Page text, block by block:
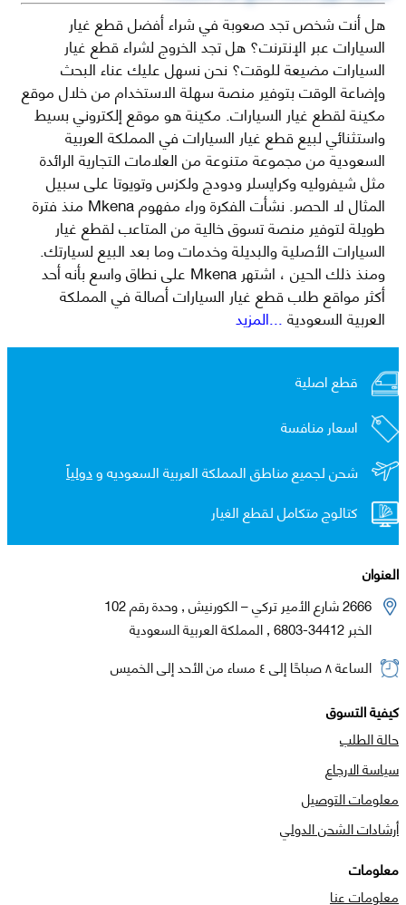
هل أنت شخص تجد صعوبة في شراء أفضل قطع غيار
السيارات عبر الإنترنت؟ هل تجد الخروج لشراء قطع غيار
السيارات مضيعة للوقت؟ نحن نسهل عليك عناء البحث
وإضاعة الوقت بتوفير منصة سهلة الاستخدام من خلال موقع
مكينة لقطع غيار السيارات. مكينة هو موقع إلكتروني بسيط
واستثنائي لبيع قطع غيار السيارات في المملكة العربية
السعودية من مجموعة متنوعة من العلامات التجارية الرائدة
مثل شيفروليه وكرايسلر ودودج ولكزس وتويوتا على سبيل
المثال لا الحصر. نشأت الفكرة وراء مفهوم Mkena منذ فترة
طويلة لتوفير منصة تسوق خالية من المتاعب لقطع غيار
السيارات الأصلية والبديلة وخدمات وما بعد البيع لسيارتك.
ومنذ ذلك الحين ، اشتهر Mkena على نطاق واسع بأنه أحد
أكثر مواقع طلب قطع غيار السيارات أصالة في المملكة
العربية السعودية...المزيد
قطع اصلية
اسعار منافسة
شحن لجميع مناطق المملكة العربية السعوديه ودولياً
كتالوج متكامل لقطع الغيار
العنوان
2666 شارع الأمير تركي – الكورنيش , وحدة رقم 102
الخبر 34412-6803 , المملكة العربية السعودية
الساعة ٨ صباحًا إلى ٤ مساء من الأحد إلى الخميس
كيفية التسوق
حالة الطلب
سياسة الارجاع
معلومات التوصيل
أرشادات الشحن الدولي
معلومات
معلومات عنا